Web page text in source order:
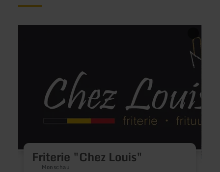
Friterie "Chez Louis"
Monschau
zu:
Der